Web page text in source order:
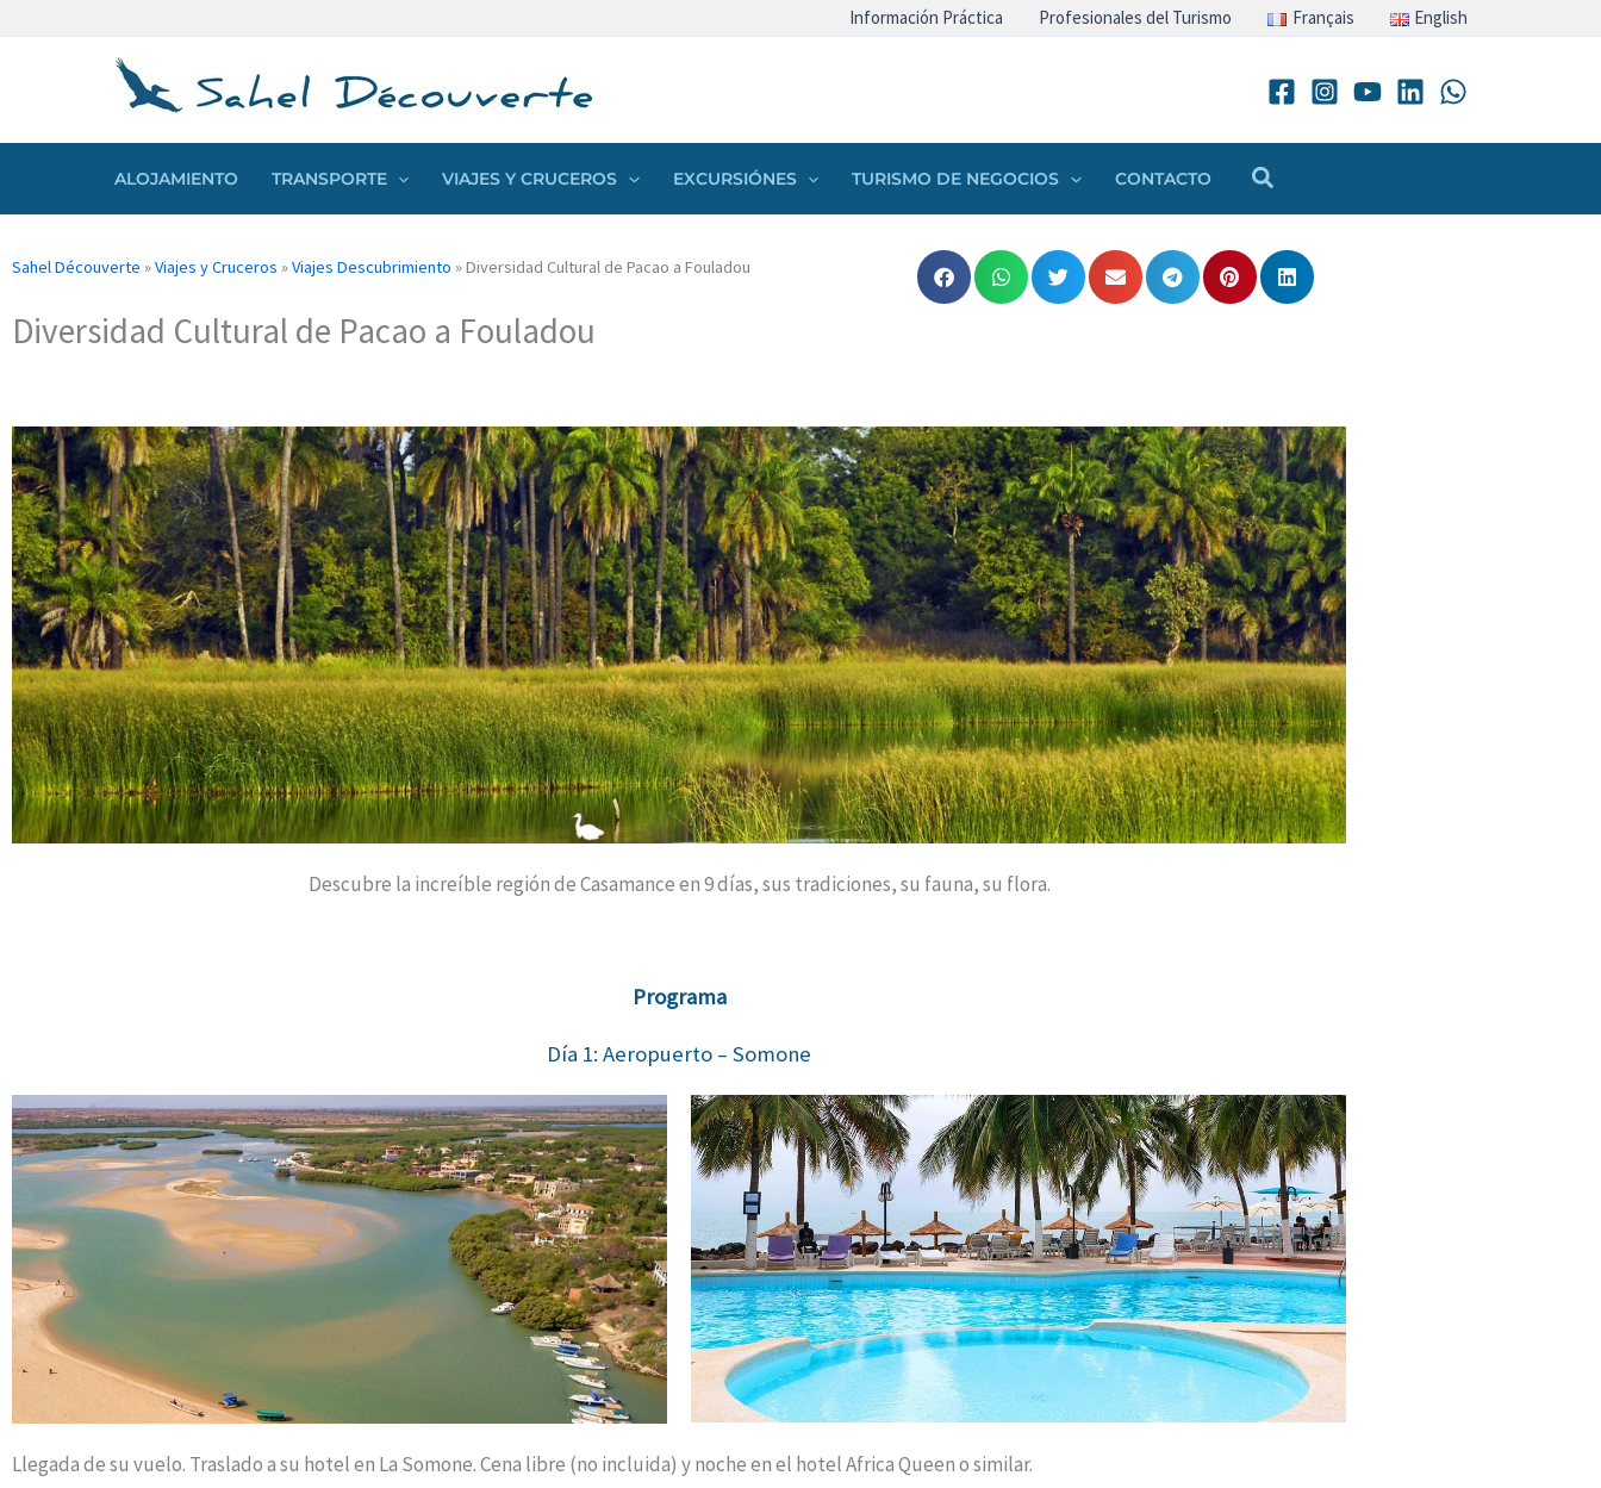
Información Práctica Profesionales del Turismo Français English
ALOJAMIENTO TRANSPORTE VIAJES Y CRUCEROS EXCURSIÓNES TURISMO DE NEGOCIOS CONTACTO Buscar
Sahel Découverte »Viajes y Cruceros »Viajes Descubrimiento »Diversidad Cultural de Pacao a Fouladou
Diversidad Cultural de Pacao a Fouladou
Descubre la increíble región de Casamance en 9 días, sus tradiciones, su fauna, su flora.
Programa
Día 1: Aeropuerto – Somone
Llegada de su vuelo. Traslado a su hotel en La Somone. Cena libre (no incluida) y noche en el hotel Africa Queen o similar.